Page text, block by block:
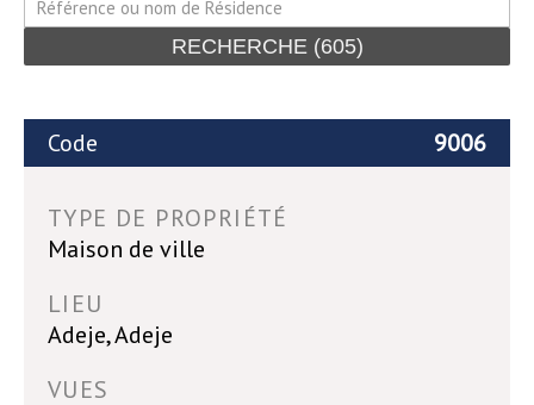
RECHERCHE (605)
Code 9006
TYPE DE PROPRIÉTÉ
Maison de ville
LIEU
Adeje, Adeje
VUES